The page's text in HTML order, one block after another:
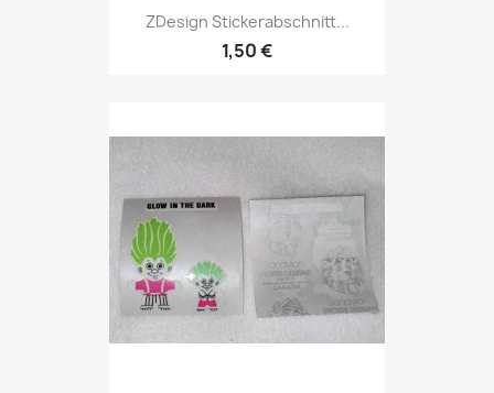
ZDesign Stickerabschnitt...
1,50 €